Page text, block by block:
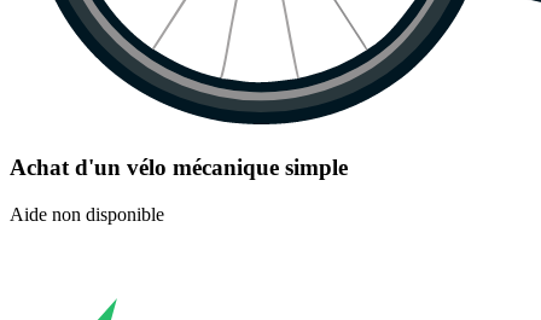
Achat d'un vélo mécanique simple
Aide non disponible